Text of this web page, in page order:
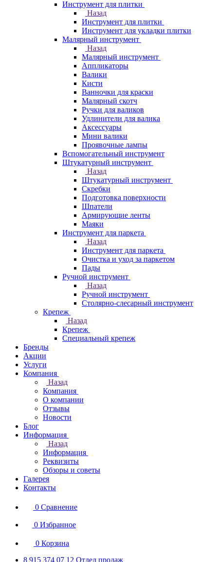
Инструмент для плитки
Назад
Инструмент для плитки
Инструмент для укладки плитки
Малярный инструмент
Назад
Малярный инструмент
Аппликаторы
Валики
Кисти
Ванночки для краски
Малярный скотч
Ручки для валиков
Удлинители для валика
Аксессуары
Мини валики
Проявочные лампы
Вспомогательный инструмент
Штукатурный инструмент
Назад
Штукатурный инструмент
Скребки
Подготовка поверхности
Шпатели
Армирующие ленты
Маяки
Инструмент для паркета
Назад
Инструмент для паркета
Очистка и уход за паркетом
Пады
Ручной инструмент
Назад
Ручной инструмент
Столярно-слесарный инструмент
Крепеж
Назад
Крепеж
Специальный крепеж
Бренды
Акции
Услуги
Компания
Назад
Компания
О компании
Отзывы
Новости
Блог
Информация
Назад
Информация
Реквизиты
Обзоры и советы
Галерея
Контакты
0 Сравнение
0 Избранное
0 Корзина
8 915 374 07 12 Отдел продаж